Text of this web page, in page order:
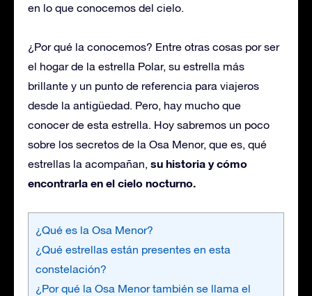
en lo que conocemos del cielo.
¿Por qué la conocemos? Entre otras cosas por ser
el hogar de la estrella Polar, su estrella más
brillante y un punto de referencia para viajeros
desde la antigüedad. Pero, hay mucho que
conocer de esta estrella. Hoy sabremos un poco
sobre los secretos de la Osa Menor, que es, qué
estrellas la acompañan, su historia y cómo
encontrarla en el cielo nocturno.
¿Qué es la Osa Menor?
¿Qué estrellas están presentes en esta
constelación?
¿Por qué la Osa Menor también se llama el